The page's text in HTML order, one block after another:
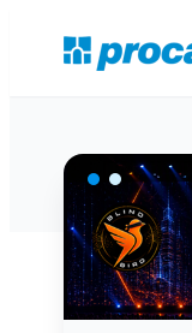
Oprogramowanie
Szkolenia